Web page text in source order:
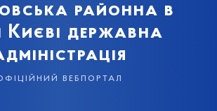
районна в
Києві державна
вебпортал